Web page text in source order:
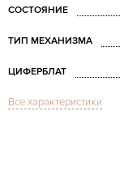
СОСТОЯНИЕ
ТИП МЕХАНИЗМА
ЦИФЕРБЛАТ
СТЕКЛО
Все характеристики